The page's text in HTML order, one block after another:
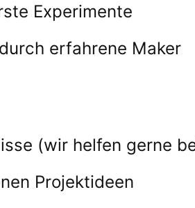
Experimente
durch erfahrene Maker
(wir helfen gerne
Projektideen